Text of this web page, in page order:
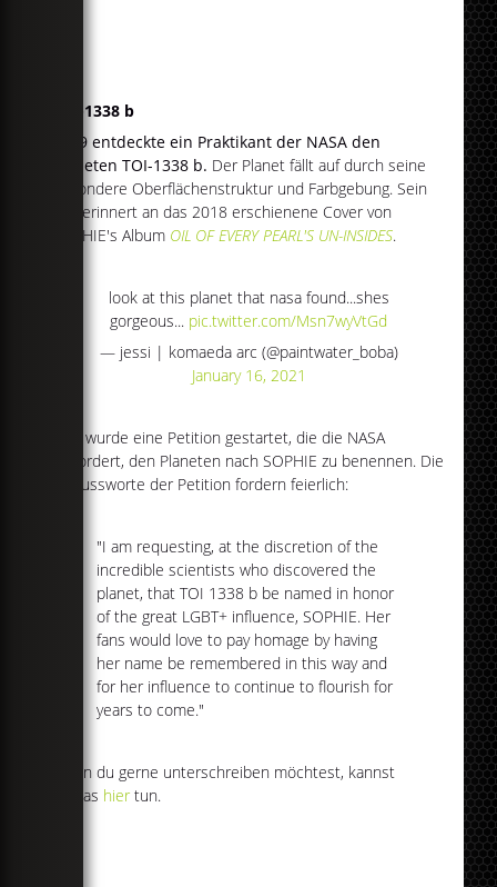
TOI-1338 b
2019 entdeckte ein Praktikant der NASA den
Planeten TOI-1338 b. Der Planet fällt auf durch seine
besondere Oberflächenstruktur und Farbgebung. Sein
Bild erinnert an das 2018 erschienene Cover von
SOPHIE's Album OIL OF EVERY PEARL'S UN-INSIDES.
look at this planet that nasa found...shes
gorgeous... pic.twitter.com/Msn7wyVtGd
— jessi | komaeda arc (@paintwater_boba)
January 16, 2021
Nun wurde eine Petition gestartet, die die NASA
auffordert, den Planeten nach SOPHIE zu benennen. Die
Schlussworte der Petition fordern feierlich:
"I am requesting, at the discretion of the
incredible scientists who discovered the
planet, that TOI 1338 b be named in honor
of the great LGBT+ influence, SOPHIE. Her
fans would love to pay homage by having
her name be remembered in this way and
for her influence to continue to flourish for
years to come."
Wenn du gerne unterschreiben möchtest, kannst
du das hier tun.